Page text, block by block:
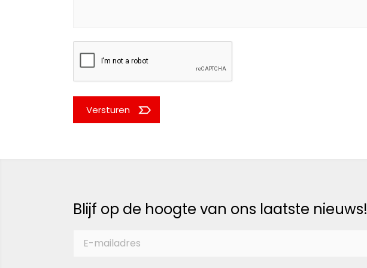
Versturen
Blijf op de hoogte van ons laatste nieuws!